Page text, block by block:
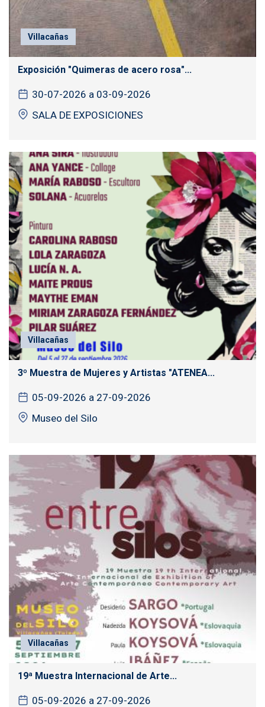
Villacañas
Exposición "Quimeras de acero rosa"...
30-07-2026 a 03-09-2026
SALA DE EXPOSICIONES
Villacañas
3º Muestra de Mujeres y Artistas "ATENEA...
05-09-2026 a 27-09-2026
Museo del Silo
Villacañas
19ª Muestra Internacional de Arte...
05-09-2026 a 27-09-2026